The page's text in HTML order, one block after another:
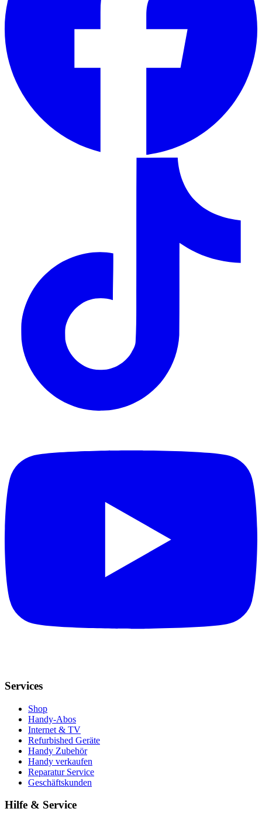
Services
Shop
Handy-Abos
Internet & TV
Refurbished Geräte
Handy Zubehör
Handy verkaufen
Reparatur Service
Geschäftskunden
Hilfe & Service